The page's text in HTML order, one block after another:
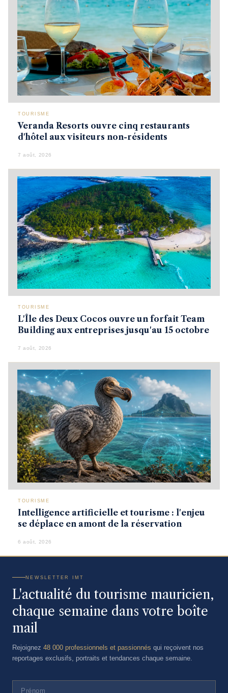
TOURISME
Veranda Resorts ouvre cinq restaurants
d'hôtel aux visiteurs non-résidents
7 août, 2026
TOURISME
L'Île des Deux Cocos ouvre un forfait Team
Building aux entreprises jusqu'au 15 octobre
7 août, 2026
TOURISME
Intelligence artificielle et tourisme : l'enjeu
se déplace en amont de la réservation
6 août, 2026
NEWSLETTER IMT
L'actualité du tourisme mauricien,
chaque semaine dans votre boîte
mail
Rejoignez 48 000 professionnels et passionnés qui reçoivent nos
reportages exclusifs, portraits et tendances chaque semaine.